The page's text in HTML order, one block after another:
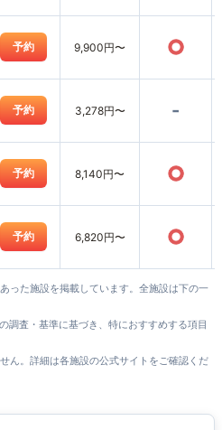
予約 9,900円〜 ○
予約 3,278円〜 -
予約 8,140円〜 ○
予約 6,820円〜 ○
った施設を掲載しています。全施設は下の一
調査・基準に基づき、特におすすめする項目
ん。詳細は各施設の公式サイトをご確認くだ